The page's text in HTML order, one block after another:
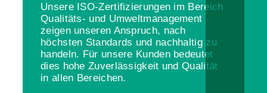
Unsere ISO-Zertifizierungen im Bereich
Qualitäts- und Umweltmanagement
zeigen unseren Anspruch, nach
höchsten Standards und nachhaltig zu
handeln. Für unsere Kunden bedeutet
dies hohe Zuverlässigkeit und Qualität
in allen Bereichen.